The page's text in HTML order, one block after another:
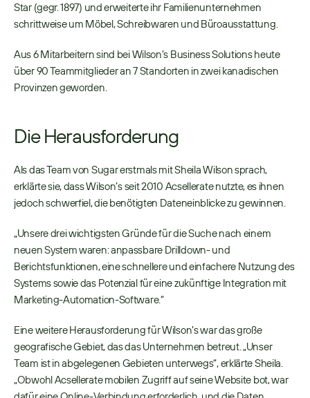
Star (gegr. 1897) und erweiterte ihr Familienunternehmen
schrittweise um Möbel, Schreibwaren und Büroausstattung.
Aus 6 Mitarbeitern sind bei Wilson’s Business Solutions heute
über 90 Teammitglieder an 7 Standorten in zwei kanadischen
Provinzen geworden.
Die Herausforderung
Als das Team von Sugar erstmals mit Sheila Wilson sprach,
erklärte sie, dass Wilson’s seit 2010 Acsellerate nutzte, es ihnen
jedoch schwerfiel, die benötigten Dateneinblicke zu gewinnen.
„Unsere drei wichtigsten Gründe für die Suche nach einem
neuen System waren: anpassbare Drilldown- und
Berichtsfunktionen, eine schnellere und einfachere Nutzung des
Systems sowie das Potenzial für eine zukünftige Integration mit
Marketing-Automation-Software.“
Eine weitere Herausforderung für Wilson’s war das große
geografische Gebiet, das das Unternehmen betreut. „Unser
Team ist in abgelegenen Gebieten unterwegs“, erklärte Sheila.
„Obwohl Acsellerate mobilen Zugriff auf seine Website bot, war